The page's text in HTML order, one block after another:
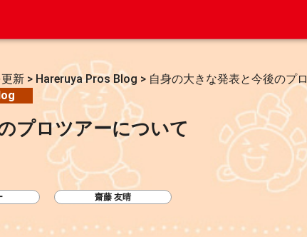
新 > Hareruya Pros Blog > 自身の大きな発表と今後のプ
プロツアーについて
齋藤 友晴